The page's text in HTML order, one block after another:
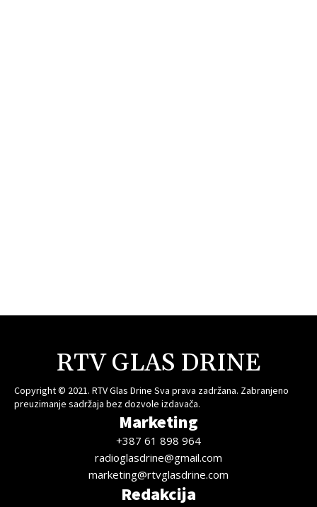
RTV GLAS DRINE
Copyright © 2021. RTV Glas Drine Sva prava zadržana. Zabranjeno
preuzimanje sadržaja bez dozvole izdavača.
Marketing
+387 61 898 964
radioglasdrine@gmail.com
marketing@rtvglasdrine.com
Redakcija